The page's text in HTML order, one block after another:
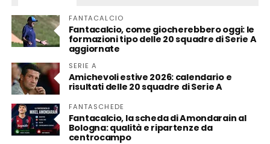
FANTACALCIO
Fantacalcio, come giocherebbero oggi: le
formazioni tipo delle 20 squadre di Serie A
aggiornate
SERIE A
Amichevoli estive 2026: calendario e
risultati delle 20 squadre di Serie A
FANTASCHEDE
Fantacalcio, la scheda di Amondarain al
Bologna: qualità e ripartenze da
centrocampo